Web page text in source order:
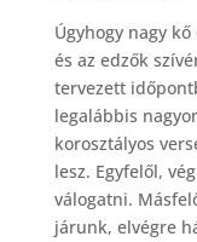
Úgyhogy nagy
és az edzők
tervezett
legalábbis
korosztályos
lesz. Egyfelől,
válogatni.
járunk, elvégre